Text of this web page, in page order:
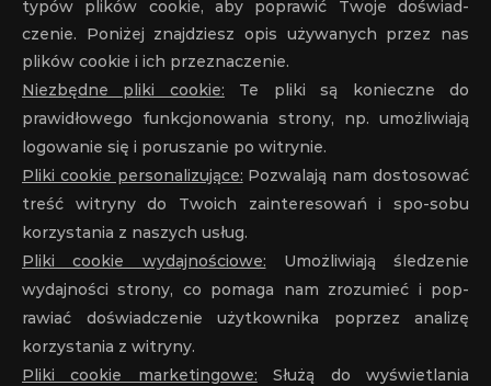
typów plików cookie, aby poprawić Twoje doświad-
czenie. Poniżej znajdziesz opis używanych przez nas
plików cookie i ich przeznaczenie.
Niezbędne pliki cookie: Te pliki są konieczne do
prawidłowego funkcjonowania strony, np. umożliwiają
logowanie się i poruszanie po witrynie.
Pliki cookie personalizujące: Pozwalają nam dostosować
treść witryny do Twoich zainteresowań i spo-sobu
korzystania z naszych usług.
Pliki cookie wydajnościowe: Umożliwiają śledzenie
wydajności strony, co pomaga nam zrozumieć i pop-
rawiać doświadczenie użytkownika poprzez analizę
korzystania z witryny.
Pliki cookie marketingowe: Służą do wyświetlania